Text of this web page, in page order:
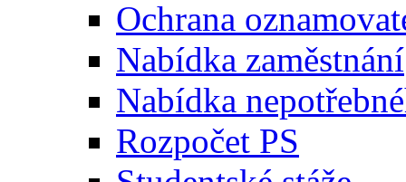
Ochrana
Nabídka zaměstnání
Nabídka
Rozpočet PS